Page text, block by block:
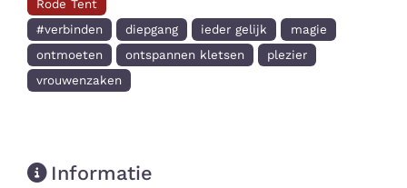
Rode Tent
#verbinden
diepgang ieder gelijk
magie
ontmoeten
ontspannen kletsen
plezier
vrouwenzaken
Informatie